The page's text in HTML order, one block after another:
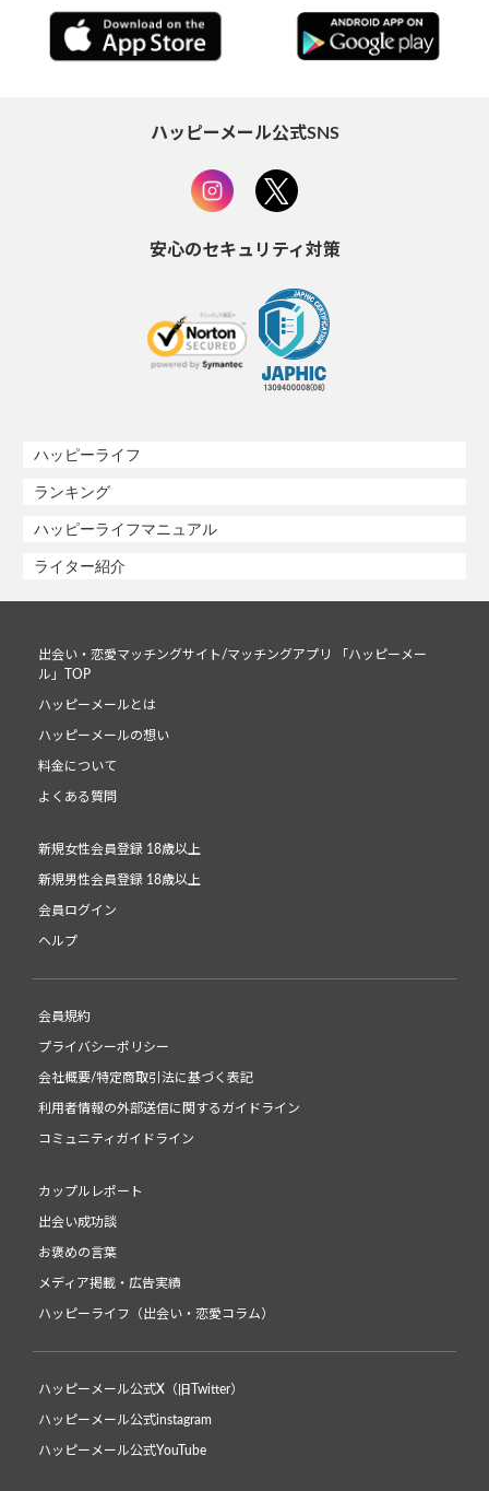
ハッピーメール公式SNS
安心のセキュリティ対策
ハッピーライフ
ランキング
ハッピーライフマニュアル
ライター紹介
出会い・恋愛マッチングサイト/マッチングアプリ 「ハッピーメー
ル」TOP
ハッピーメールとは
ハッピーメールの想い
料金について
よくある質問
新規女性会員登録 18歳以上
新規男性会員登録 18歳以上
会員ログイン
ヘルプ
会員規約
プライバシーポリシー
会社概要/特定商取引法に基づく表記
利用者情報の外部送信に関するガイドライン
コミュニティガイドライン
カップルレポート
出会い成功談
お褒めの言葉
メディア掲載・広告実績
ハッピーライフ（出会い・恋愛コラム）
ハッピーメール公式X（旧Twitter）
ハッピーメール公式instagram
ハッピーメール公式YouTube